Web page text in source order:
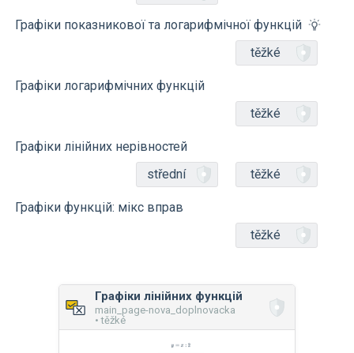
Графіки показникової та логарифмічної функцій
těžké
Графіки логарифмічних функцій
těžké
Графіки лінійних нерівностей
střední
těžké
Графіки функцій: мікс вправ
těžké
Графіки лінійних функцій
main_page-nova_doplnovacka
• těžké